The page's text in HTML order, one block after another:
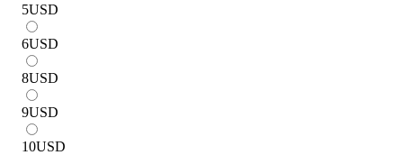
5USD
6USD
8USD
9USD
10USD